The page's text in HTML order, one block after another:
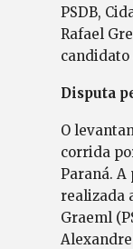
PSDB,
Rafael
candidato
Disputa
O
corrida
Paraná. A
realizada
Graeml